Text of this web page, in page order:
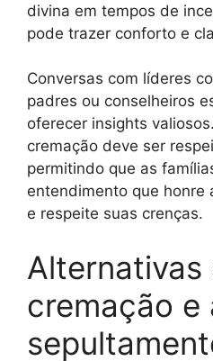
divina em tempos de
pode trazer conforto e
Conversas com líderes
padres ou conselheiros
oferecer insights
cremação deve ser
permitindo que as
entendimento que honre
e respeite suas crenças.
Alternativas
cremação e